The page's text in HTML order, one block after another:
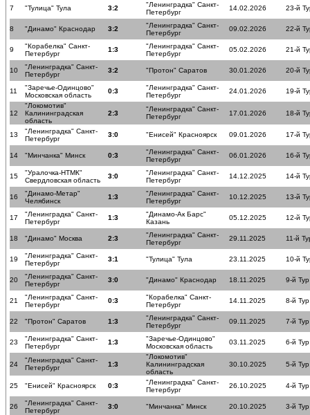
7 "Тулица" Тула 3:2
"Ленинградка" Санкт-
Петербург
14.02.2026 23-й
8 "Динамо" Краснодар 3:2
"Ленинградка" Санкт-
Петербург
09.02.2026 22-й
9
"Корабелка" Санкт-
Петербург
1:3
"Ленинградка" Санкт-
Петербург
05.02.2026 21-й
10
"Ленинградка" Санкт-
Петербург
3:2 "Протон" Саратов 30.01.2026 20-й
11
"Заречье-Одинцово"
Московская область
0:3
"Ленинградка" Санкт-
Петербург
24.01.2026 19-й
12
"Локомотив"
Калининградская
область
2:3
"Ленинградка" Санкт-
Петербург
17.01.2026 18-й
13
"Ленинградка" Санкт-
Петербург
3:0 "Енисей" Красноярск 09.01.2026 17-й
14 "Минчанка" Минск 0:3
"Ленинградка" Санкт-
Петербург
06.01.2026 16-й
15
"Уралочка-НТМК"
Свердловская область
3:0
"Ленинградка" Санкт-
Петербург
14.12.2025 14-й
16
"Динамо-Метар"
Челябинск
1:3
"Ленинградка" Санкт-
Петербург
10.12.2025 13-й
17
"Ленинградка" Санкт-
Петербург
1:3
"Динамо-Ак Барс"
Казань
05.12.2025 12-й
18 "Динамо" Москва 2:3
"Ленинградка" Санкт-
Петербург
29.11.2025 11-й
19
"Ленинградка" Санкт-
Петербург
3:1 "Тулица" Тула 23.11.2025 10-й
20
"Ленинградка" Санкт-
Петербург
3:0 "Динамо" Краснодар 18.11.2025 9-й Тур
21
"Ленинградка" Санкт-
Петербург
0:3
"Корабелка" Санкт-
Петербург
14.11.2025 8-й Тур
22 "Протон" Саратов 1:3
"Ленинградка" Санкт-
Петербург
09.11.2025 7-й Тур
23
"Ленинградка" Санкт-
Петербург
1:3
"Заречье-Одинцово"
Московская область
03.11.2025 6-й Тур
24
"Ленинградка" Санкт-
Петербург
1:3
"Локомотив"
Калининградская
область
30.10.2025 5-й Тур
25 "Енисей" Красноярск 0:3
"Ленинградка" Санкт-
Петербург
26.10.2025 4-й Тур
26
"Ленинградка" Санкт-
Петербург
3:0 "Минчанка" Минск 20.10.2025 3-й Тур